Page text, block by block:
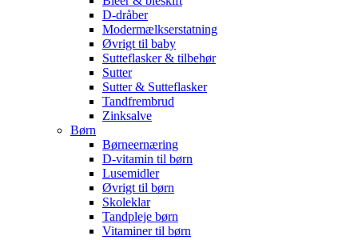
D-dråber
Modermælkserstatning
Øvrigt til baby
Sutteflasker & tilbehør
Sutter
Sutter & Sutteflasker
Tandfrembrud
Zinksalve
Børn
Børneernæring
D-vitamin til børn
Lusemidler
Øvrigt til børn
Skoleklar
Tandpleje børn
Vitaminer til børn